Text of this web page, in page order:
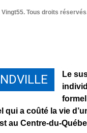
Tous droits
Le
qui a coûté la vie
au Centre-du-